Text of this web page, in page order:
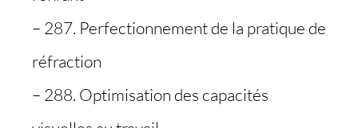
– 287. Perfectionnement de la pratique de
réfraction
– 288. Optimisation des capacités